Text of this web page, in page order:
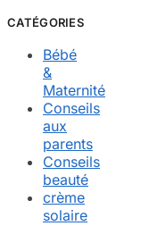
CATÉGORIES
Bébé
&
Maternité
Conseils
aux
parents
Conseils
beauté
crème
solaire